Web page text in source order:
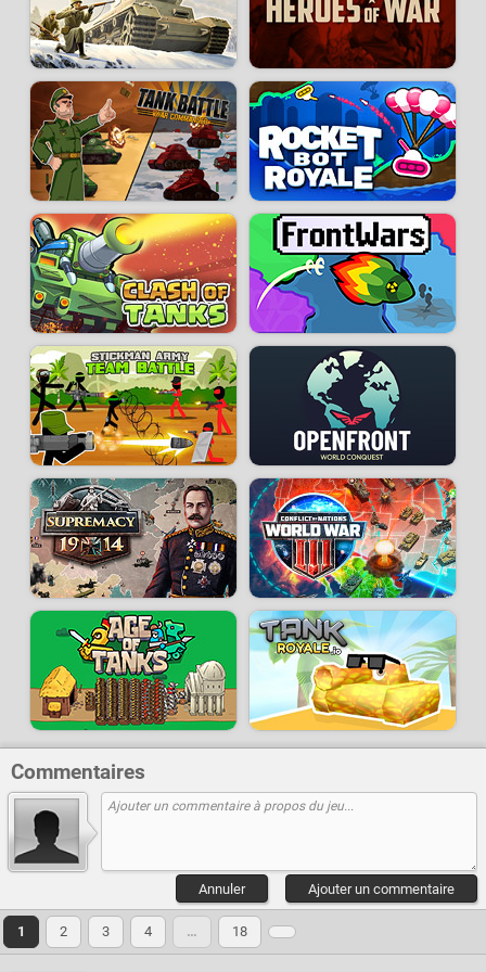
Commentaires
Ajouter un commentaire
Annuler
1 2 3 4 … 18